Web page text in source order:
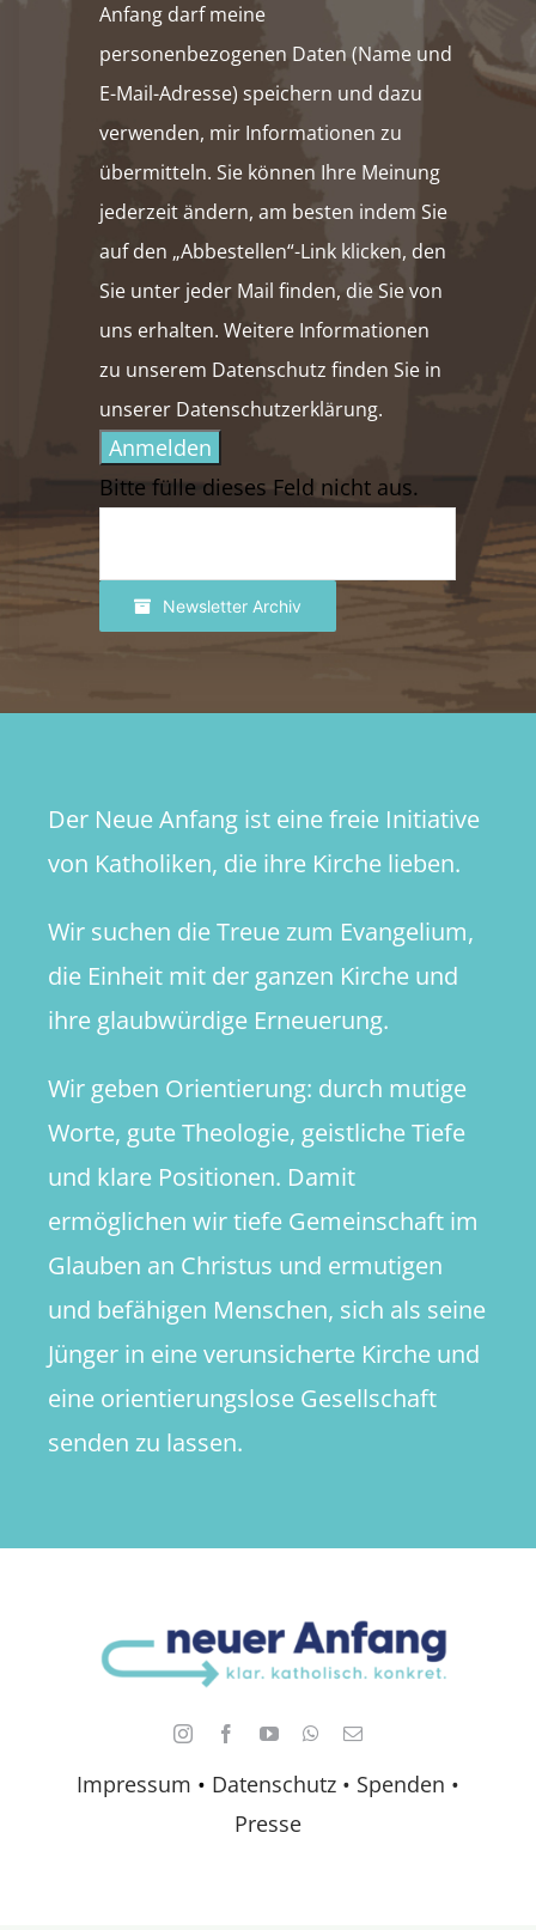
Anfang darf meine
personenbezogenen Daten (Name und
E-Mail-Adresse) speichern und dazu
verwenden, mir Informationen zu
übermitteln. Sie können Ihre Meinung
jederzeit ändern, am besten indem Sie
auf den „Abbestellen“-Link klicken, den
Sie unter jeder Mail finden, die Sie von
uns erhalten. Weitere Informationen
zu unserem Datenschutz finden Sie in
unserer Datenschutzerklärung.
Anmelden
Bitte fülle dieses Feld nicht aus.
Newsletter Archiv
Impressum • Datenschutz • Spenden •
Presse
Der Neue Anfang ist eine freie Initiative
von Katholiken, die ihre Kirche lieben.
Wir suchen die Treue zum Evangelium,
die Einheit mit der ganzen Kirche und
ihre glaubwürdige Erneuerung.
Wir geben Orientierung: durch mutige
Worte, gute Theologie, geistliche Tiefe
und klare Positionen. Damit
ermöglichen wir tiefe Gemeinschaft im
Glauben an Christus und ermutigen
und befähigen Menschen, sich als seine
Jünger in eine verunsicherte Kirche und
eine orientierungslose Gesellschaft
senden zu lassen.